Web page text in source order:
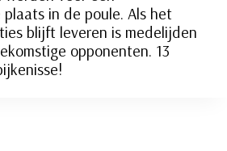
in de poule. Als het
blijft leveren is medelijden
opponenten. 13